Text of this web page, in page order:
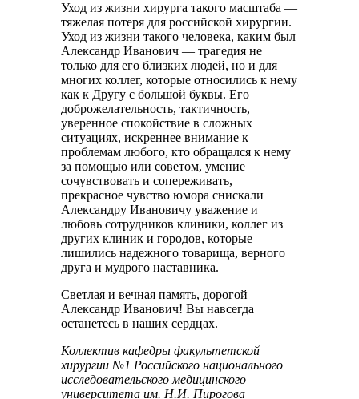
Уход из жизни хирурга такого масштаба —
тяжелая потеря для российской хирургии.
Уход из жизни такого человека, каким был
Александр Иванович — трагедия не
только для его близких людей, но и для
многих коллег, которые относились к нему
как к Другу с большой буквы. Его
доброжелательность, тактичность,
уверенное спокойствие в сложных
ситуациях, искреннее внимание к
проблемам любого, кто обращался к нему
за помощью или советом, умение
сочувствовать и сопереживать,
прекрасное чувство юмора снискали
Александру Ивановичу уважение и
любовь сотрудников клиники, коллег из
других клиник и городов, которые
лишились надежного товарища, верного
друга и мудрого наставника.
Светлая и вечная память, дорогой
Александр Иванович! Вы навсегда
останетесь в наших сердцах.
Коллектив кафедры факультетской
хирургии №1 Российского национального
исследовательского медицинского
университета им. Н.И. Пирогова